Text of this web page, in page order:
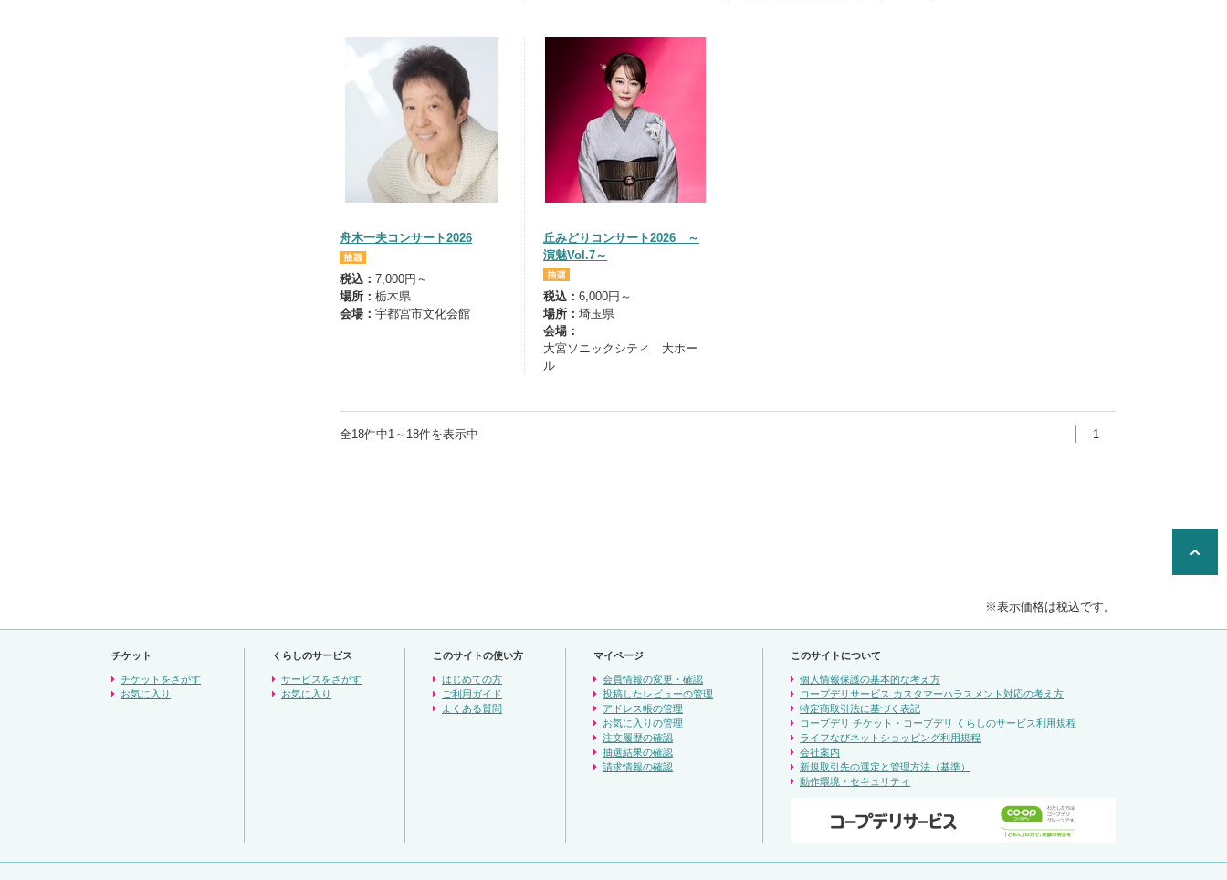
舟木一夫コンサート2026
税込： 7,000円～
場所： 栃木県
会場： 宇都宮市文化会館
丘みどりコンサート2026 ～
演魅Vol.7～
税込： 6,000円～
場所： 埼玉県
会場：
大宮ソニックシティ 大ホー
ル
全18件中1～18件を表示中 1
※表示価格は税込です。
チケット
チケットをさがす
お気に入り
くらしのサービス
サービスをさがす
お気に入り
このサイトの使い方
はじめての方
ご利用ガイド
よくある質問
マイページ
会員情報の変更・確認
投稿したレビューの管理
アドレス帳の管理
お気に入りの管理
注文履歴の確認
抽選結果の確認
請求情報の確認
このサイトについて
個人情報保護の基本的な考え方
コープデリサービス カスタマーハラスメント対応の考え方
特定商取引法に基づく表記
コープデリ チケット・コープデリ くらしのサービス利用規程
ライフなびネットショッピング利用規程
会社案内
新規取引先の選定と管理方法（基準）
動作環境・セキュリティ